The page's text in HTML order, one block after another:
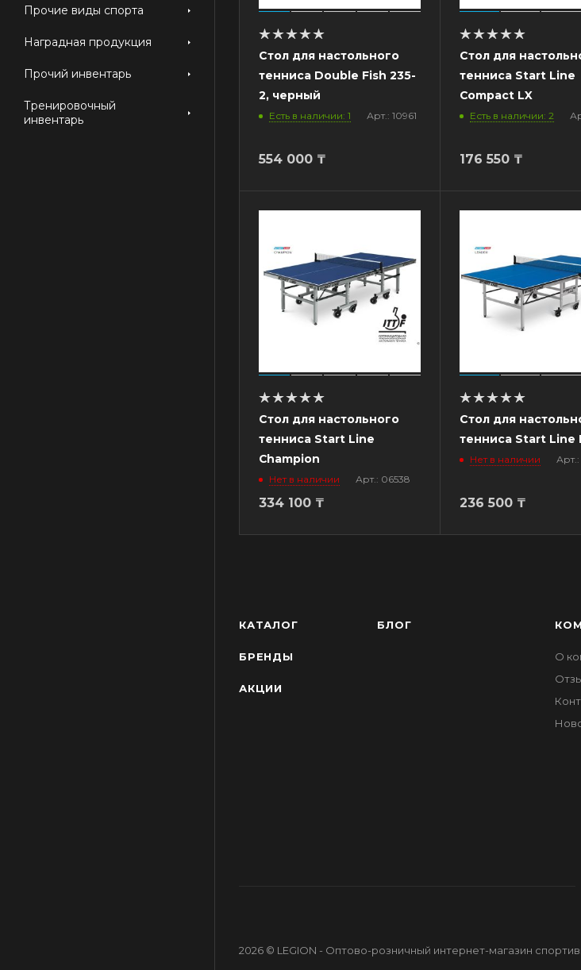
Прочие виды спорта
Наградная продукция
Прочий инвентарь
Тренировочный
инвентарь
Стол для настольного
тенниса Double Fish 235-
2, черный
Есть в наличии: 1 Арт.: 10961
554 000 ₸
Стол для
тенниса Start Line
Compact LX
Есть в наличии: 2
176 550 ₸
Стол для настольного
тенниса Start Line
Champion
Нет в наличии Арт.: 06538
334 100 ₸
Стол для
тенниса Start Line
Нет в наличии Арт.:
236 500 ₸
КАТАЛОГ
БРЕНДЫ
АКЦИИ
БЛОГ
О
2026 © LEGION - Оптово-розничный интернет-магазин